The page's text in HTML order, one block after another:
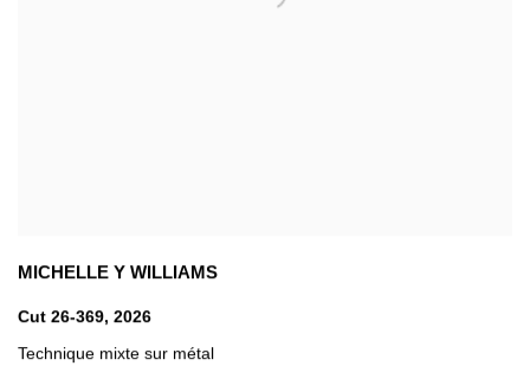
MICHELLE Y WILLIAMS
Cut 26-369, 2026
Technique mixte sur métal